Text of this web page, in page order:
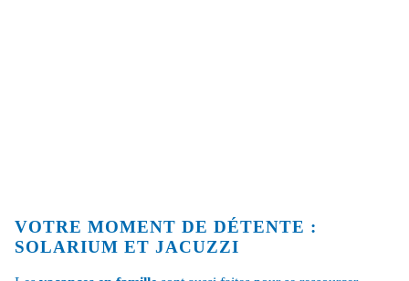
VOTRE MOMENT DE DÉTENTE :
SOLARIUM ET JACUZZI